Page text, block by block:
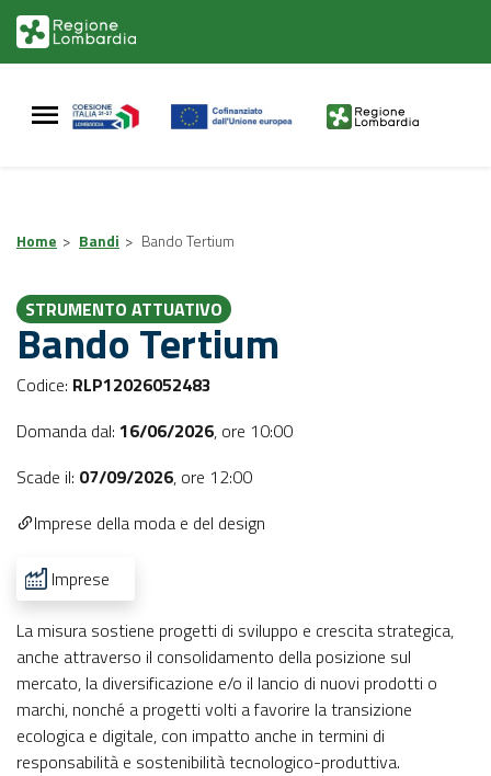
contenuto
footer
Home > Bandi > Bando Tertium
STRUMENTO ATTUATIVO
Bando Tertium
Codice: RLP12026052483
Domanda dal: 16/06/2026, ore 10:00
Scade il: 07/09/2026, ore 12:00
Imprese della moda e del design
Imprese
La misura sostiene progetti di sviluppo e crescita strategica,
anche attraverso il consolidamento della posizione sul
mercato, la diversificazione e/o il lancio di nuovi prodotti o
marchi, nonché a progetti volti a favorire la transizione
ecologica e digitale, con impatto anche in termini di
responsabilità e sostenibilità tecnologico-produttiva.